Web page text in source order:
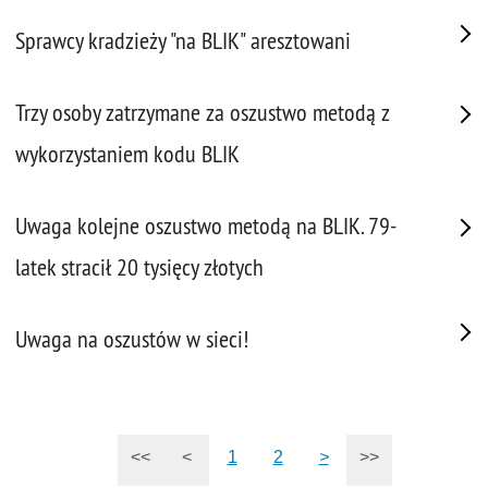
Sprawcy kradzieży "na BLIK" aresztowani
Trzy osoby zatrzymane za oszustwo metodą z
wykorzystaniem kodu BLIK
Uwaga kolejne oszustwo metodą na BLIK. 79-
latek stracił 20 tysięcy złotych
Uwaga na oszustów w sieci!
<< < 1 2 > >>